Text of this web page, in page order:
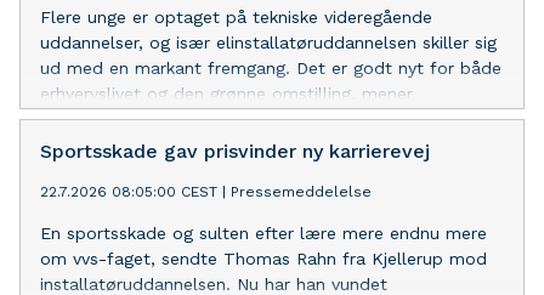
Flere unge er optaget på tekniske videregående
uddannelser, og især elinstallatøruddannelsen skiller sig
ud med en markant fremgang. Det er godt nyt for både
erhvervslivet og den grønne omstilling, mener
erhvervsorganisationen TEKNIQ.
Sportsskade gav prisvinder ny karrierevej
22.7.2026 08:05:00 CEST | Pressemeddelelse
En sportsskade og sulten efter lære mere endnu mere
om vvs-faget, sendte Thomas Rahn fra Kjellerup mod
installatøruddannelsen. Nu har han vundet